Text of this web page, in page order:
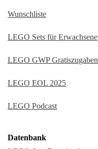
Wunschliste
LEGO Sets für Erwachsene
LEGO GWP Gratiszugaben
LEGO EOL 2025
LEGO Podcast
Datenbank